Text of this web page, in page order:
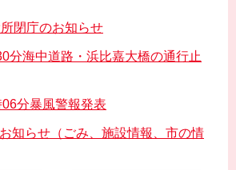
所閉庁のお知らせ
分海中道路・浜比嘉大橋の通行止
06分暴風警報発表
知らせ（ごみ、施設情報、市の情